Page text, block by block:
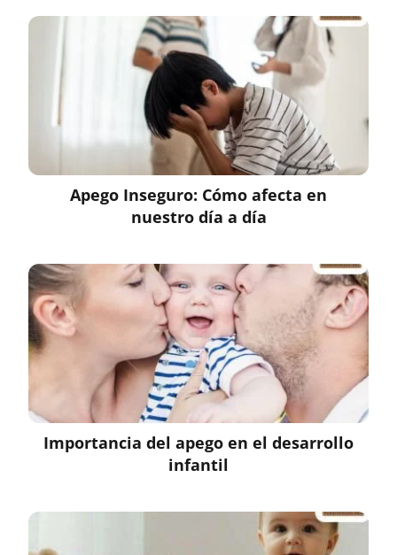
Apego Inseguro: Cómo afecta en
nuestro día a día
Importancia del apego en el desarrollo
infantil